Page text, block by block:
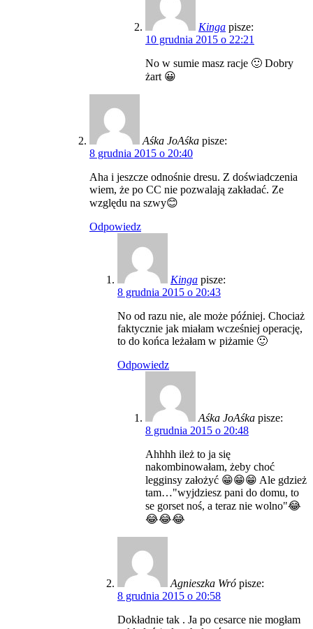
Kinga pisze:
10 grudnia 2015 o 22:21
No w sumie masz racje 🙂 Dobry
żart 😀
Aśka JoAśka pisze:
8 grudnia 2015 o 20:40
Aha i jeszcze odnośnie dresu. Z doświadczenia
wiem, że po CC nie pozwalają zakładać. Ze
względu na szwy😊
Odpowiedz
Kinga pisze:
8 grudnia 2015 o 20:43
No od razu nie, ale może później. Chociaż
faktycznie jak miałam wcześniej operację,
to do końca leżałam w piżamie 🙂
Odpowiedz
Aśka JoAśka pisze:
8 grudnia 2015 o 20:48
Ahhhh ileż to ja się
nakombinowałam, żeby choć
legginsy założyć 😁😁😁 Ale gdzież
tam…"wyjdziesz pani do domu, to
se gorset noś, a teraz nie wolno"😂
😂😂😂
Agnieszka Wró pisze:
8 grudnia 2015 o 20:58
Dokładnie tak . Ja po cesarce nie mogłam